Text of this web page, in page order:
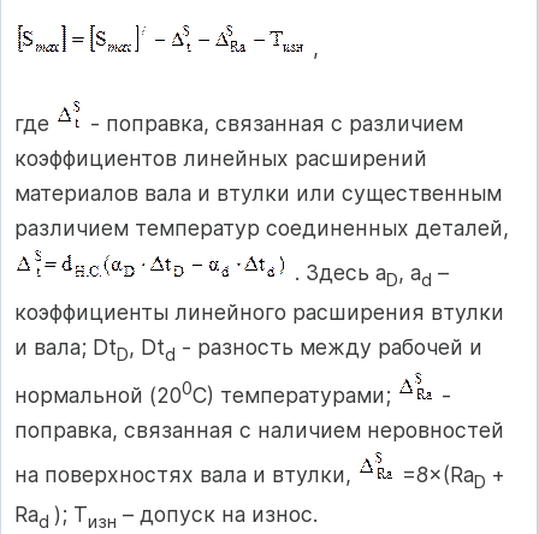
,
где
- поправка, связанная с различием
коэффициентов линейных расширений
материалов вала и втулки или существенным
различием температур соединенных деталей,
. Здесь aD, ad –
коэффициенты линейного расширения втулки
и вала; DtD, Dtd - разность между рабочей и
нормальной (200С) температурами;
-
поправка, связанная с наличием неровностей
на поверхностях вала и втулки,
=8×(RaD +
Rad ); Тизн – допуск на износ.